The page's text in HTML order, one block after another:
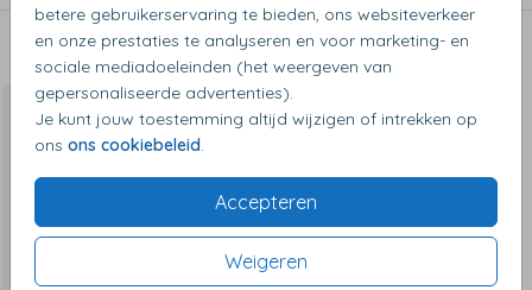
betere gebruikerservaring te bieden, ons websiteverkeer
en onze prestaties te analyseren en voor marketing- en
sociale mediadoeleinden (het weergeven van
gepersonaliseerde advertenties).
Je kunt jouw toestemming altijd wijzigen of intrekken op
ons ons cookiebeleid.
Accepteren
Weigeren
Dit vind je misschien ook leuk